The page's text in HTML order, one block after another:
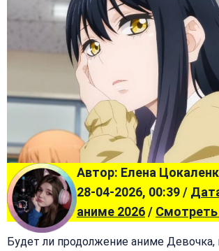
Автор: Елена
28-04-2026, 00:39 /
аниме 2026/ Смотреть
Будет ли продолжение аниме Девочка,